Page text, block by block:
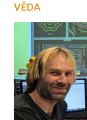
VĚDA